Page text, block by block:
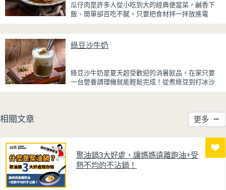
吃到淡淡的茶香。相較於傳統提拉米蘇，這款更清
爽、更低負擔，無論是下午茶、飯後甜點，或是正
瓜仔肉是許多人從小吃到大的經典便當菜，鹹香下
飯、簡單卻百吃不膩。只要把食材拌一拌放進電
蒸好的瓜仔肉鮮嫩多汁，絞肉吸飽脆瓜醬汁的甘甜
滿濃濃古早味，帶便當、配稀飯、配白飯都好吃，
讓人忍不住多扒好幾口飯，是一道簡單又美味的經
綠豆沙牛奶
綠豆沙牛奶是夏天超受歡迎的消暑飲品，在家只要
一台營養調理機就能輕鬆完成！從煮綠豆到打冰沙
先把綠豆煮到綿密鬆軟，再攪打成綠豆沙，最後跟
牛奶混合均勻就完成~口感細緻滑順，入口帶有綠豆
相關文章 更多
聚油鍋3大好處，讓媽媽遠離跑油+受
熱不均的不沾鍋！